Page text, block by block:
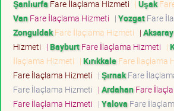
Şanlıurfa Fare İlaçlama Hizmeti | Uşak
VanFare İlaçlama Hizmeti | YozgatFare
ZonguldakFare İlaçlama Hizmeti | Aksaray
Hizmeti | BayburtFare İlaçlama Hizmeti |
İlaçlama Hizmeti | KırıkkaleFare İlaçlama
Fare İlaçlama Hizmeti | ŞırnakFare
Fare İlaçlama Hizmeti | ArdahanFare
Fare İlaçlama Hizmeti | Yalova Fare